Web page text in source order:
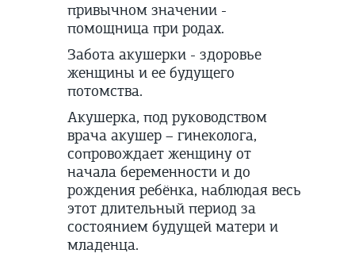
привычном значении -
помощница при родах.
Забота акушерки - здоровье
женщины и ее будущего
потомства.
Акушерка, под руководством
врача акушер – гинеколога,
сопровождает женщину от
начала беременности и до
рождения ребёнка, наблюдая весь
этот длительный период за
состоянием будущей матери и
младенца.